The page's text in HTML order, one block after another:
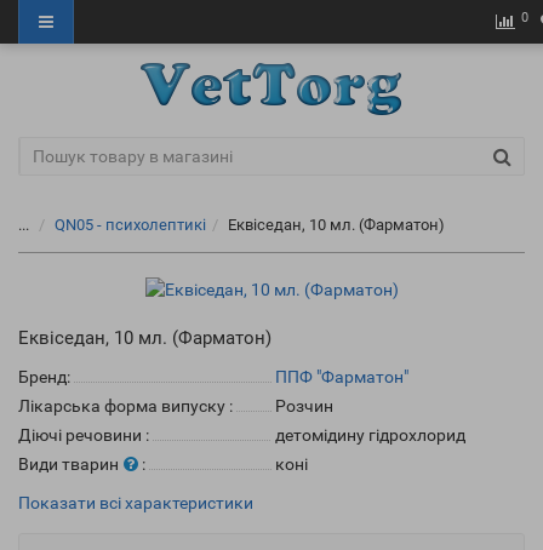
0
... QN05 - психолептикі Еквіседан, 10 мл. (Фарматон)
Еквіседан, 10 мл. (Фарматон)
Бренд:
ППФ "Фарматон"
Лікарська форма випуску :
Розчин
Діючі речовини :
детомідину гідрохлорид
Види тварин
:
коні
Показати всі характеристики